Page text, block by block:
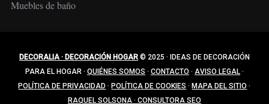
Muebles de baño
DECORALIA · DECORACIÓN HOGAR© 2025 · IDEAS DE DECORACIÓN
PARA EL HOGAR · QUIÉNES SOMOS · CONTACTO · AVISO LEGAL ·
POLÍTICA DE PRIVACIDAD · POLÍTICA DE COOKIES · MAPA DEL SITIO ·
RAQUEL SOLSONA · CONSULTORA SEO